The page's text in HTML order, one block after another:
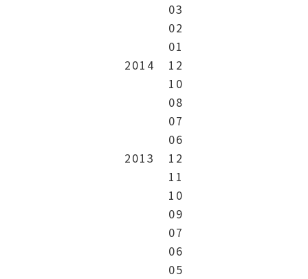
03
02
01
2014
12
10
08
07
06
2013
12
11
10
09
07
06
05